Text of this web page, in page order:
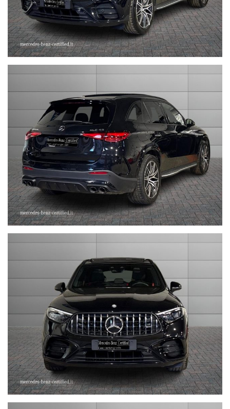
Dette informazioni che non rappresentano in alcun modo un
impegno contrattuale in quanto non ci è possibile intervenire su
eventuali errori di stampa.